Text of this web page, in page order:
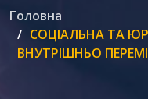
Головна
СОЦІАЛЬНА ТА
ВНУТРІШНЬО